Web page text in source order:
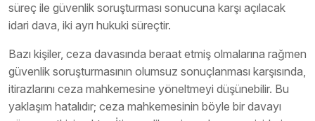
süreç ile güvenlik soruşturması sonucuna karşı açılacak
idari dava, iki ayrı hukuki süreçtir.
Bazı kişiler, ceza davasında beraat etmiş olmalarına rağmen
güvenlik soruşturmasının olumsuz sonuçlanması karşısında,
itirazlarını ceza mahkemesine yöneltmeyi düşünebilir. Bu
yaklaşım hatalıdır; ceza mahkemesinin böyle bir davayı